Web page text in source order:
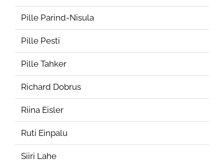
Pille Parind-Nisula
Pille Pesti
Pille Tahker
Richard Dobrus
Riina Eisler
Ruti Einpalu
Siiri Lahe